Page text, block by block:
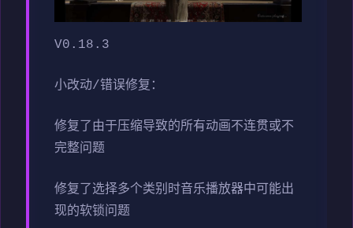
V0.18.3
小改动/错误修复：
修复了由于压缩导致的所有动画不连贯或不
完整问题
修复了选择多个类别时音乐播放器中可能出
现的软锁问题